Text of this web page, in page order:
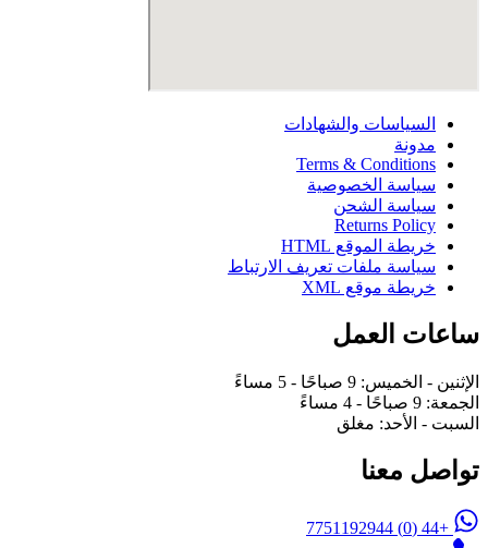
السياسات والشهادات
مدونة
Terms & Conditions
سياسة الخصوصية
سياسة الشحن
Returns Policy
خريطة الموقع HTML
سياسة ملفات تعريف الارتباط
خريطة موقع XML
ساعات العمل
الإثنين - الخميس: 9 صباحًا - 5 مساءً
الجمعة: 9 صباحًا - 4 مساءً
السبت - الأحد: مغلق
تواصل معنا
+44 (0) 7751192944